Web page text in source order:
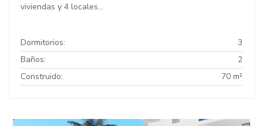
viviendas y 4 locales...
Dormitorios:
3
Baños:
2
Construido:
70 m²